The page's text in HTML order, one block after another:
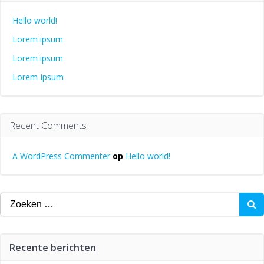
Hello world!
Lorem ipsum
Lorem ipsum
Lorem Ipsum
Recent Comments
A WordPress Commenterop Hello world!
Zoeken
naar:
Recente berichten